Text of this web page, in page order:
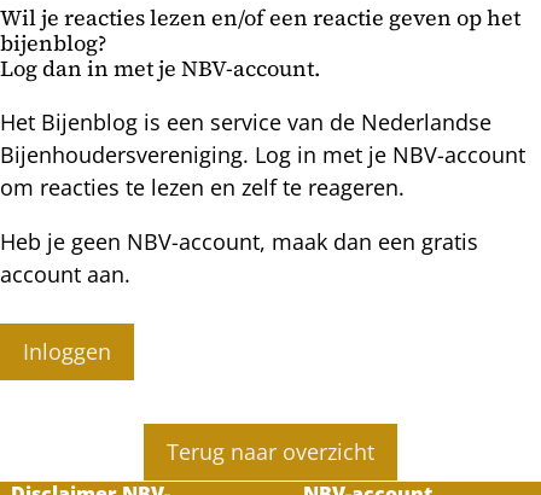
dit
jaar
Wil je reacties lezen en/of een reactie geven op het
bijenblog?
Log dan in met je NBV-account.
Het Bijenblog is een service van de Nederlandse
Bijenhoudersvereniging. Log in met je NBV-account
om reacties te lezen en zelf te reageren.
Heb je geen NBV-account, maak dan een gratis
account aan.
Inloggen
Terug naar overzicht